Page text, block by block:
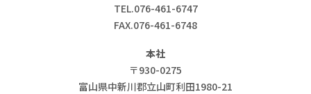
TEL.076-461-6747
FAX.076-461-6748
本社
〒930-0275
富山県中新川郡立山町利田1980-21